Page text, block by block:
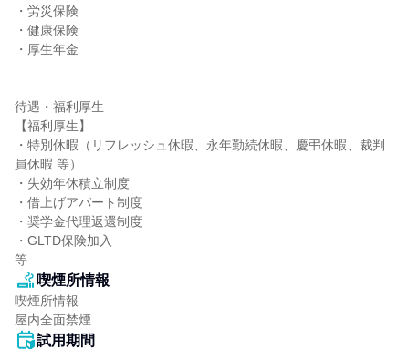
・労災保険
・健康保険
・厚生年金
待遇・福利厚生
【福利厚生】
・特別休暇（リフレッシュ休暇、永年勤続休暇、慶弔休暇、裁判
員休暇 等）
・失効年休積立制度
・借上げアパート制度
・奨学金代理返還制度
・GLTD保険加入
等
喫煙所情報
喫煙所情報
屋内全面禁煙
試用期間